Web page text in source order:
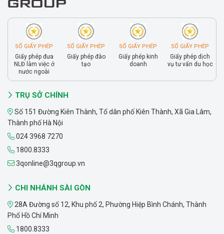
SỐ GIẤY PHÉP
Giấy phép đưa
NLĐ làm việc ở
nước ngoài
SỐ GIẤY PHÉP
Giấy phép đào
tạo
SỐ GIẤY PHÉP
Giấy phép kinh
doanh
SỐ GIẤY PHÉP
Giấy phép dịch
vụ tư vấn du học
TRỤ SỞ CHÍNH
Số 151 Đường Kiên Thành, Tổ dân phố Kiên Thành, Xã Gia Lâm,
Thành phố Hà Nội
024 3968 7270
1800.8333
3qonline@3qgroup.vn
CHI NHÁNH SÀI GÒN
28A Đường số 12, Khu phố 2, Phường Hiệp Bình Chánh, Thành
Phố Hồ Chí Minh
1800.8333